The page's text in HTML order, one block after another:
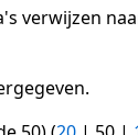
verwijzen